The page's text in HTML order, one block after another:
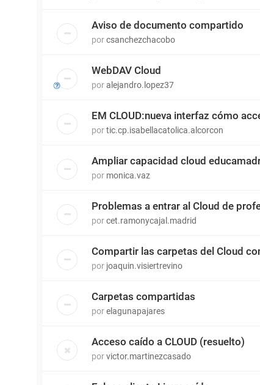
Aviso de documento compartido
porcsanchezchacobo
WebDAV Cloud
poralejandro.lopez37
EM CLOUD:nueva interfaz cómo
portic.cp.isabellacatolica.alcorcon
Ampliar capacidad cloud
por monica.vaz
Problemas a entrar al Cloud de
porcet.ramonycajal.madrid
Compartir las carpetas del Cloud
por joaquin.visiertrevino
Carpetas compartidas
porelagunapajares
Acceso caído a CLOUD (resuelto)
porvictor.martinezcasado